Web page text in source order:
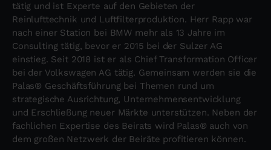
tätig und ist Experte auf den Gebieten der
Reinlufttechnik und Luftfilterproduktion. Herr Rapp war
nach einer Station bei BMW mehr als 13 Jahre im
Consulting tätig, bevor er 2015 bei der Sulzer AG
einstieg. Seit 2018 ist er als Chief Transformation Officer
bei der Volkswagen AG tätig. Gemeinsam werden sie die
Palas® Geschäftsführung bei Themen rund um
strategische Ausrichtung, Unternehmensentwicklung
und Erschließung neuer Märkte unterstützen. Neben der
fachlichen Expertise des Beirats wird Palas® auch von
dem großen Netzwerk der Beiräte profitieren können.